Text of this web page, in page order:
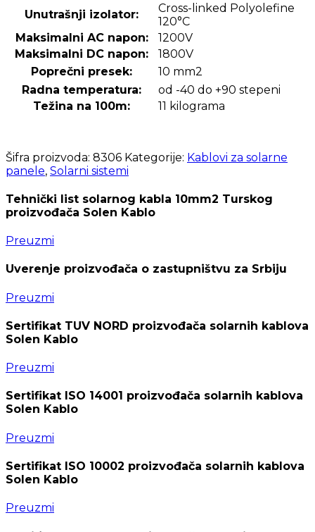
Unutrašnji izolator:
Cross-linked Polyolefine
120°C
Maksimalni AC napon:
1200V
Maksimalni DC napon:
1800V
Poprečni presek:
10 mm2
Radna temperatura:
od -40 do +90 stepeni
Težina na 100m:
11 kilograma
Šifra proizvoda: 8306 Kategorije: Kablovi za solarne
panele, Solarni sistemi
Tehnički list solarnog kabla 10mm2 Turskog
proizvođača Solen Kablo
Preuzmi
Uverenje proizvođača o zastupništvu za Srbiju
Preuzmi
Sertifikat TUV NORD proizvođača solarnih kablova
Solen Kablo
Preuzmi
Sertifikat ISO 14001 proizvođača solarnih kablova
Solen Kablo
Preuzmi
Sertifikat ISO 10002 proizvođača solarnih kablova
Solen Kablo
Preuzmi